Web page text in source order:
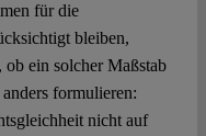
für die
bleiben,
ein solcher Maßstab
formulieren:
nicht auf